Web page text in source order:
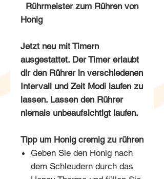
Rührmeister zum Rühren von
Honig
Jetzt neu mit Timern
ausgestattet. Der Timer erlaubt
dir den Rührer in verschiedenen
Intervall und Zeit Modi laufen zu
lassen. Lassen den Rührer
niemals unbeaufsichtigt laufen.
Tipp um Honig cremig zu rühren
Geben Sie den Honig nach
dem Schleudern durch das